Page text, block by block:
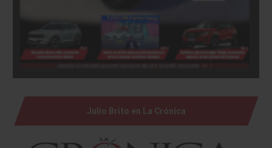
Julio Brito en La Crónica